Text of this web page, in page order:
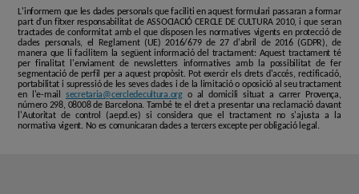
L'informem que les dades personals que faciliti en aquest formulari passaran a formar
part d'un fitxer responsabilitat de ASSOCIACIÓ CERCLE DE CULTURA 2010, i que seran
tractades de conformitat amb el que disposen les normatives vigents en protecció de
dades personals, el Reglament (UE) 2016/679 de 27 d'abril de 2016 (GDPR), de
manera que li facilitem la següent informació del tractament: Aquest tractament té
per finalitat l'enviament de newsletters informatives amb la possibilitat de fer
segmentació de perfil per a aquest propòsit. Pot exercir els drets d'accés, rectificació,
portabilitat i supressió de les seves dades i de la limitació o oposició al seu tractament
en l'e-mail secretaria@cercledecultura.orgo al domicili situat a carrer Provença,
número 298, 08008 de Barcelona. També te el dret a presentar una reclamació davant
l'Autoritat de control (aepd.es) si considera que el tractament no s'ajusta a la
normativa vigent. No es comunicaran dades a tercers excepte per obligació legal.